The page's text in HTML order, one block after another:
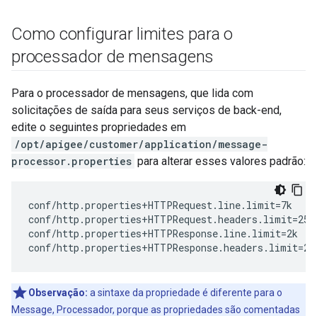
Como configurar limites para o
processador de mensagens
Para o processador de mensagens, que lida com
solicitações de saída para seus serviços de back-end,
edite o seguintes propriedades em
/opt/apigee/customer/application/message-
processor.properties para alterar esses valores padrão:
conf/http.properties+HTTPRequest.line.limit=7k
conf/http.properties+HTTPRequest.headers.limit=25k
conf/http.properties+HTTPResponse.line.limit=2k
conf/
Observação: a sintaxe da propriedade é diferente para o
Message, Processador, porque as propriedades são comentadas